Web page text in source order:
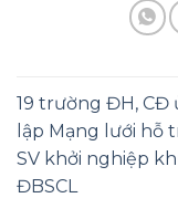
19 trường ĐH, CĐ
lập Mạng lưới hỗ
SV khởi nghiệp
ĐBSCL